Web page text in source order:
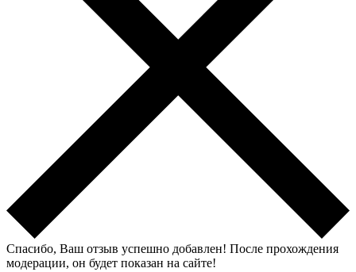
Спасибо, Ваш отзыв успешно добавлен! После прохождения
модерации, он будет показан на сайте!